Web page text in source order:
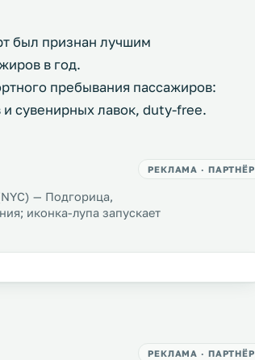
был признан лучшим
в год.
пребывания пассажиров:
сувенирных лавок, duty-free.
РЕКЛАМА · ПАРТНЁР
— Подгорица,
иконка-лупа запускает
РЕКЛАМА · ПАРТНЁР